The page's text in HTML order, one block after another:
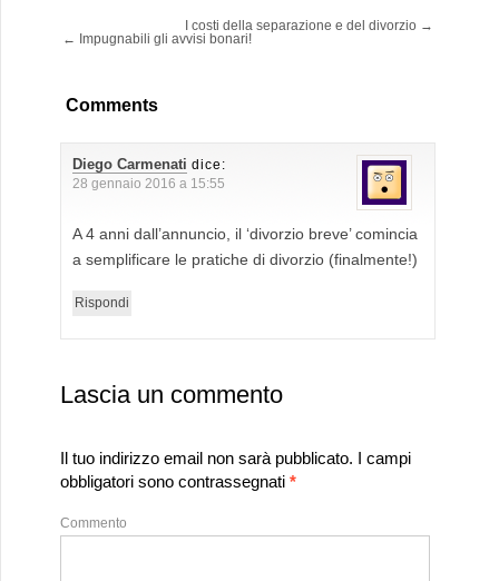
I costi della separazione e del divorzio →
← Impugnabili gli avvisi bonari!
Comments
Diego Carmenati dice:
28 gennaio 2016 a 15:55
A 4 anni dall’annuncio, il ‘divorzio breve’ comincia
a semplificare le pratiche di divorzio (finalmente!)
Rispondi
Lascia un commento
Il tuo indirizzo email non sarà pubblicato. I campi
obbligatori sono contrassegnati *
Commento